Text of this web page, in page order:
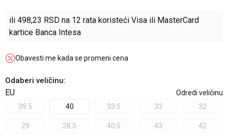
ili 498,23 RSD na 12 rata koristeći Visa ili MasterCard
kartice Banca Intesa
Obavesti me kada se promeni cena
Odaberi veličinu:
EU
Odredi veličinu
39.5
40 33.5 33 32
29 28.5 40.5 43 42